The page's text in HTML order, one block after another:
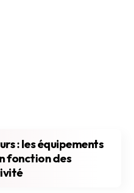
: les équipements
fonction des